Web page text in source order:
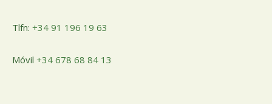
Tlfn: +34 91 196 19 63
Móvil +34 678 68 84 13